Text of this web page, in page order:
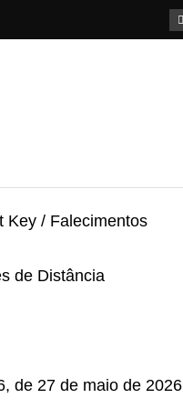
Key / Falecimentos
de Distância
de 27 de maio de 2026